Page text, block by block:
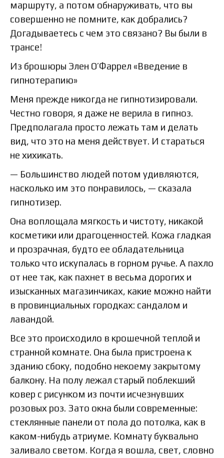
маршруту, а потом обнаруживать, что вы
совершенно не помните, как добрались?
Догадываетесь с чем это связано? Вы были в
трансе!
Из брошюры Элен О’Фаррел «Введение в
гипнотерапию»
Меня прежде никогда не гипнотизировали.
Честно говоря, я даже не верила в гипноз.
Предполагала просто лежать там и делать
вид, что это на меня действует. И стараться
не хихикать.
— Большинство людей потом удивляются,
насколько им это понравилось, — сказала
гипнотизер.
Она воплощала мягкость и чистоту, никакой
косметики или драгоценностей. Кожа гладкая
и прозрачная, будто ее обладательница
только что искупалась в горном ручье. А пахло
от нее так, как пахнет в весьма дорогих и
изысканных магазинчиках, какие можно найти
в провинциальных городках: сандалом и
лавандой.
Все это происходило в крошечной теплой и
странной комнате. Она была пристроена к
зданию сбоку, подобно некоему закрытому
балкону. На полу лежал старый поблекший
ковер с рисунком из почти исчезнувших
розовых роз. Зато окна были современные:
стеклянные панели от пола до потолка, как в
каком-нибудь атриуме. Комнату буквально
заливало светом. Когда я вошла, свет, словно